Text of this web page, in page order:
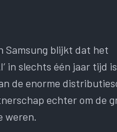
Samsung blijkt dat het
in slechts één jaar tijd
de enorme
echter om de
weren.